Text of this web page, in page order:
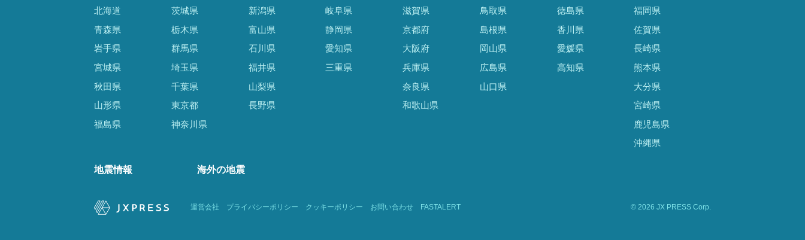
北海道
青森県
岩手県
宮城県
秋田県
山形県
福島県
茨城県
栃木県
群馬県
埼玉県
千葉県
東京都
神奈川県
新潟県
富山県
石川県
福井県
山梨県
長野県
岐阜県
静岡県
愛知県
三重県
滋賀県
京都府
大阪府
兵庫県
奈良県
和歌山県
鳥取県
島根県
岡山県
広島県
山口県
徳島県
香川県
愛媛県
高知県
福岡県
佐賀県
長崎県
熊本県
大分県
宮崎県
鹿児島県
沖縄県
地震情報 海外の地震
運営会社 プライバシーポリシー クッキーポリシー お問い合わせ FASTALERT © 2026 JX PRESS Corp.